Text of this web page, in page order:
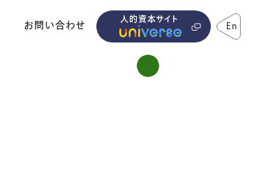
お問い合わせ 人的資本サイト En